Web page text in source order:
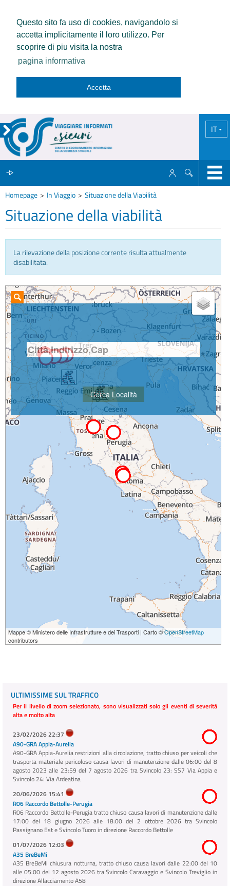
Questo sito fa uso di cookies, navigandolo si
accetta implicitamente il loro utilizzo. Per
scoprire di piu visita la nostra
pagina informativa
Accetta
IT
IL CCISS
INFO E MEDIA
IN VIAGGIO
Homepage In Viaggio Situazione della Viabilità
Situazione della viabilità
La rilevazione della posizione corrente risulta attualmente
disabilitata.
Mappe © Ministero delle Infrastrutture e dei Trasporti | Carto ©OpenStreetMap
contributors
ULTIMISSIME SUL TRAFFICO
Per il livello di zoom selezionato, sono visualizzati solo gli eventi di severità
alta e molto alta
23/02/2026 22:37
A90-GRA Appia-Aurelia
A90-GRA Appia-Aurelia restrizioni alla circolazione, tratto chiuso per veicoli che
trasporta materiale pericoloso causa lavori di manutenzione dalle 06:00 del 8
agosto 2023 alle 23:59 del 7 agosto 2026 tra Svincolo 23: SS7 Via Appia e
Svincolo 24: Via Ardeatina
20/06/2026 15:41
R06 Raccordo Bettolle-Perugia
R06 Raccordo Bettolle-Perugia tratto chiuso causa lavori di manutenzione dalle
17:00 del 18 giugno 2026 alle 18:00 del 2 ottobre 2026 tra Svincolo
Passignano Est e Svincolo Tuoro in direzione Raccordo Bettolle
01/07/2026 12:03
A35 BreBeMi
A35 BreBeMi chiusura notturna, tratto chiuso causa lavori dalle 22:00 del 10
alle 05:00 del 12 agosto 2026 tra Svincolo Caravaggio e Svincolo Treviglio in
direzione Allacciamento A58